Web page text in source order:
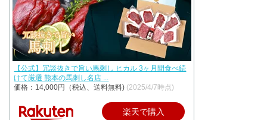
【公式】冗談抜きで旨い馬刺し ヒカル 3ヶ月間食べ続
けて厳選 熊本の馬刺し名店 ...
価格：14,000円（税込、送料無料) (2025/4/7時点)
楽天で購入